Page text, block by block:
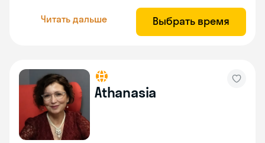
Читать дальше Выбрать время
Athanasia